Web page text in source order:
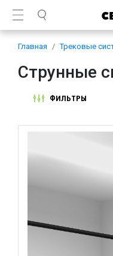
Главная Трековые
Струнные
ФИЛЬТРЫ